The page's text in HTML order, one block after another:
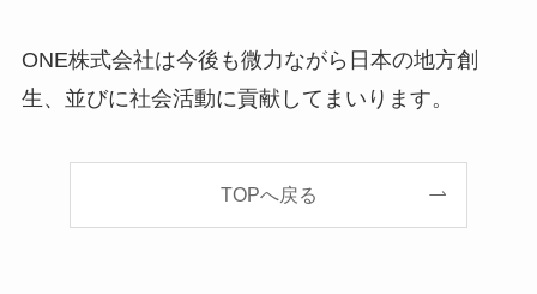
ONE株式会社は今後も微力ながら日本の地方創
生、並びに社会活動に貢献してまいります。
TOPへ戻る